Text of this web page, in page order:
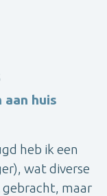
aan huis
heb ik een
wat diverse
maar